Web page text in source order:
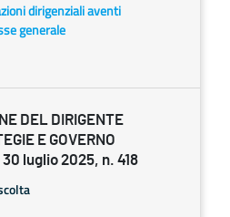
dirigenziali aventi
generale
DEL DIRIGENTE
E GOVERNO
30 luglio 2025, n. 418